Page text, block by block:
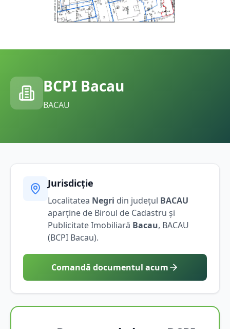
BCPI Bacau
BACAU
Jurisdicție
Localitatea Negri din județul BACAU
aparține de Biroul de Cadastru și
Publicitate Imobiliară Bacau, BACAU
(BCPI Bacau).
Comandă documentul acum